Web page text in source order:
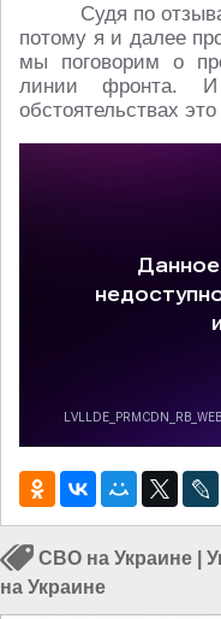
Судя по
потому я и далее
мы поговорим о
линии фронта.
обстоятельствах
СВО на Украине
на Украине